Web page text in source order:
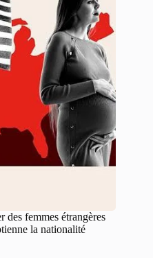
femmes étrangères
la nationalité